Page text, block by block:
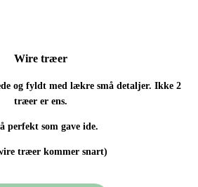
Wire træer
og fyldt med lækre små detaljer. Ikke 2
træer er ens.
perfekt som gave ide.
træer kommer snart)